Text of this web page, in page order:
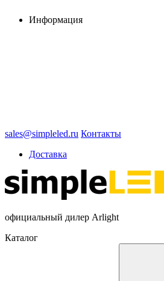
Информация
sales@simpleled.ru Контакты
Доставка
официальный дилер Arlight
Каталог